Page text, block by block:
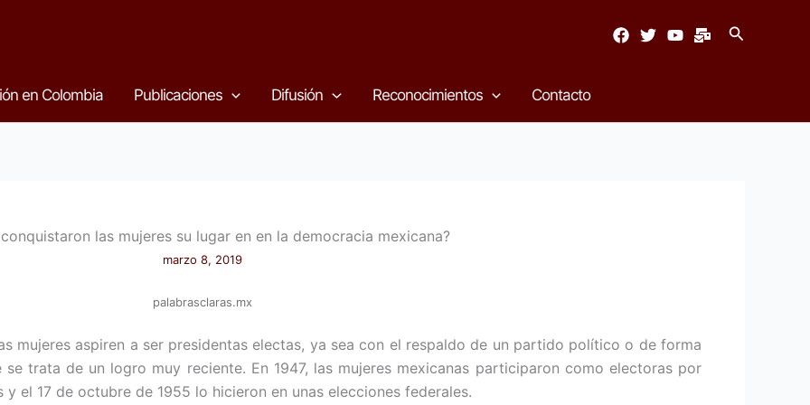
Buscar
en Colombia Publicaciones Difusión Reconocimientos Contacto
las mujeres su lugar en en la democracia mexicana?
marzo 8, 2019
palabrasclaras.mx
mujeres aspiren a ser presidentas electas, ya sea con el respaldo de un partido político o de forma
trata de un logro muy reciente. En 1947, las mujeres mexicanas participaron como electoras por
el 17 de octubre de 1955 lo hicieron en unas elecciones federales.